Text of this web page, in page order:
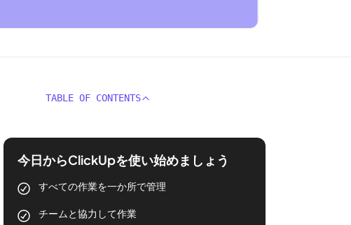
TABLE OF CONTENTS
今日からClickUpを使い始めましょう
すべての作業を一か所で管理
チームと協力して作業